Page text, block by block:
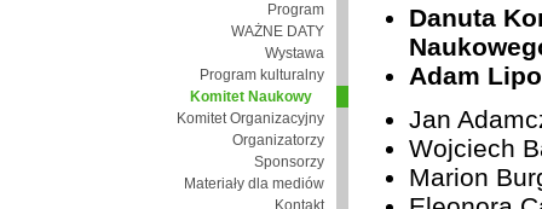
Program
WAŻNE DATY
Wystawa
Program kulturalny
Komitet Naukowy
Komitet Organizacyjny
Organizatorzy
Sponsorzy
Materiały dla mediów
Kontakt
Danuta
Adam
Jan
Wojciech
Marion